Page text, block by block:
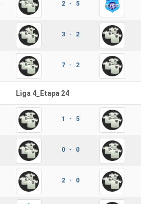
2 - 5
3 - 2
7 - 2
Liga 4_Etapa 24
1 - 5
0 - 0
2 - 0